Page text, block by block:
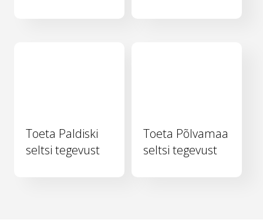
Toeta Paldiski
seltsi tegevust
Toeta Põlvamaa
seltsi tegevust